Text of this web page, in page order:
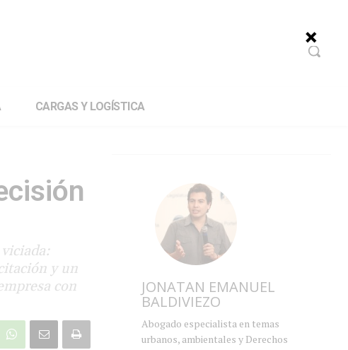
CARGAS Y LOGÍSTICA
y un
con
JONATAN EMANUEL
BALDIVIEZO
Abogado especialista en temas
urbanos, ambientales y Derechos